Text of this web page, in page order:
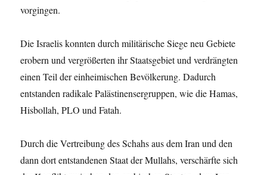
vorgingen.
Die Israelis konnten durch militärische Siege neu Gebiete
erobern und vergrößerten ihr Staatsgebiet und verdrängten
einen Teil der einheimischen Bevölkerung. Dadurch
entstanden radikale Palästinensergruppen, wie die Hamas,
Hisbollah, PLO und Fatah.
Durch die Vertreibung des Schahs aus dem Iran und den
dann dort entstandenen Staat der Mullahs, verschärfte sich